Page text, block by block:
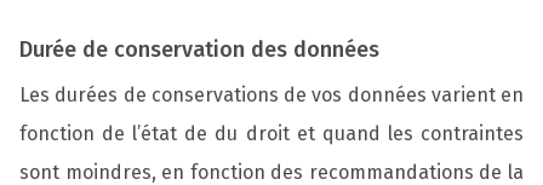
Durée de conservation des données
Les durées de conservations de vos données varient en
fonction de l’état de du droit et quand les contraintes
sont moindres, en fonction des recommandations de la